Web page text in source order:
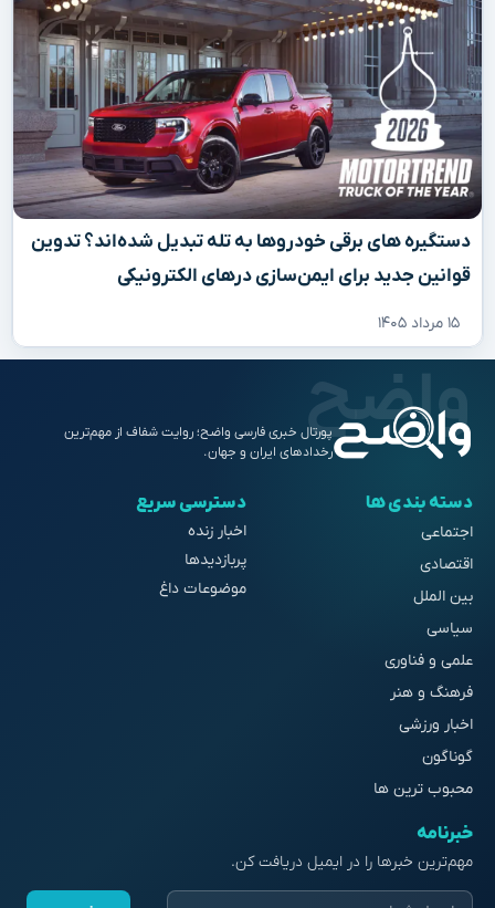
دستگیره‌ های برقی خودروها به تله تبدیل شده‌اند؟ تدوین
قوانین جدید برای ایمن‌سازی درهای الکترونیکی
۱۵ مرداد ۱۴۰۵
پورتال خبری فارسی واضح؛ روایت شفاف از مهم‌ترین
رخدادهای ایران و جهان.
دسته بندی ها
اجتماعی
اقتصادی
بین الملل
سیاسی
علمی و فناوری
فرهنگ و هنر
اخبار ورزشی
گوناگون
محبوب ترین ها
دسترسی سریع
اخبار زنده
پربازدیدها
موضوعات داغ
خبرنامه
مهم‌ترین خبرها را در ایمیل دریافت کن.